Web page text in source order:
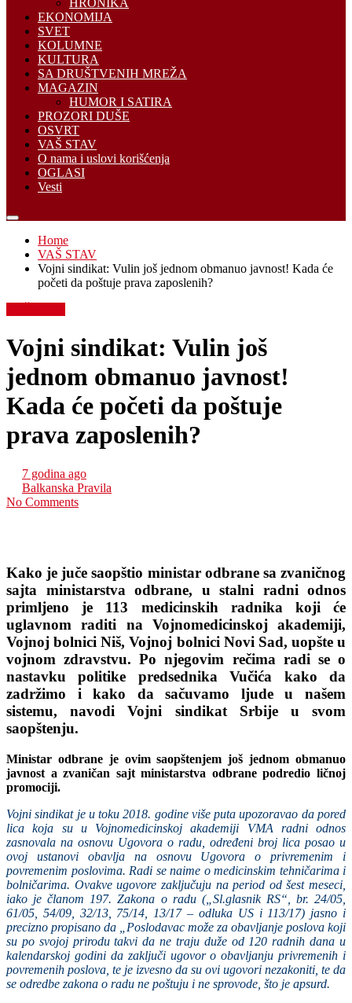
EKONOMIJA
SVET
KOLUMNE
KULTURA
SA DRUŠTVENIH MREŽA
MAGAZIN
HUMOR I SATIRA
PROZORI DUŠE
OSVRT
VAŠ STAV
O nama i uslovi korišćenja
OGLASI
Vesti
Home
VAŠ STAV
Vojni sindikat: Vulin još jednom obmanuo javnost! Kada će
početi da poštuje prava zaposlenih?
Vojni sindikat: Vulin još
jednom obmanuo javnost!
Kada će početi da poštuje
prava zaposlenih?
7 godina ago
Balkanska Pravila
No Comments
Kako je juče saopštio ministar odbrane sa zvaničnog
sajta ministarstva odbrane, u stalni radni odnos
primljeno je 113 medicinskih radnika koji će
uglavnom raditi na Vojnomedicinskoj akademiji,
Vojnoj bolnici Niš, Vojnoj bolnici Novi Sad, uopšte u
vojnom zdravstvu. Po njegovim rečima radi se o
nastavku politike predsednika Vučića kako da
zadržimo i kako da sačuvamo ljude u našem
sistemu, navodi Vojni sindikat Srbije u svom
saopštenju.
Ministar odbrane je ovim saopštenjem još jednom obmanuo
javnost a zvaničan sajt ministarstva odbrane podredio ličnoj
promociji.
Vojni sindikat je u toku 2018. godine više puta upozoravao da pored
lica koja su u Vojnomedicinskoj akademiji VMA radni odnos
zasnovala na osnovu Ugovora o radu, određeni broj lica posao u
ovoj ustanovi obavlja na osnovu Ugovora o privremenim i
povremenim poslovima. Radi se naime o medicinskim tehničarima i
bolničarima. Ovakve ugovore zaključuju na period od šest meseci,
iako je članom 197. Zakona o radu („Sl.glasnik RS“, br. 24/05,
61/05, 54/09, 32/13, 75/14, 13/17 – odluka US i 113/17) jasno i
precizno propisano da „Poslodavac može za obavljanje poslova koji
su po svojoj prirodu takvi da ne traju duže od 120 radnih dana u
kalendarskoj godini da zaključi ugovor o obavljanju privremenih i
povremenih poslova, te je izvesno da su ovi ugovori nezakoniti, te da
se odredbe zakona o radu ne poštuju i ne sprovode, što je apsurd.